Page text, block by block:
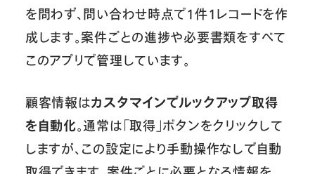
を問わず、問い合わせ時点で1件1レコードを作
成します。案件ごとの進捗や必要書類をすべて
このアプリで管理しています。
顧客情報はカスタマインでルックアップ取得
を自動化。通常は「取得」ボタンをクリックして
しますが、この設定により手動操作なしで自動